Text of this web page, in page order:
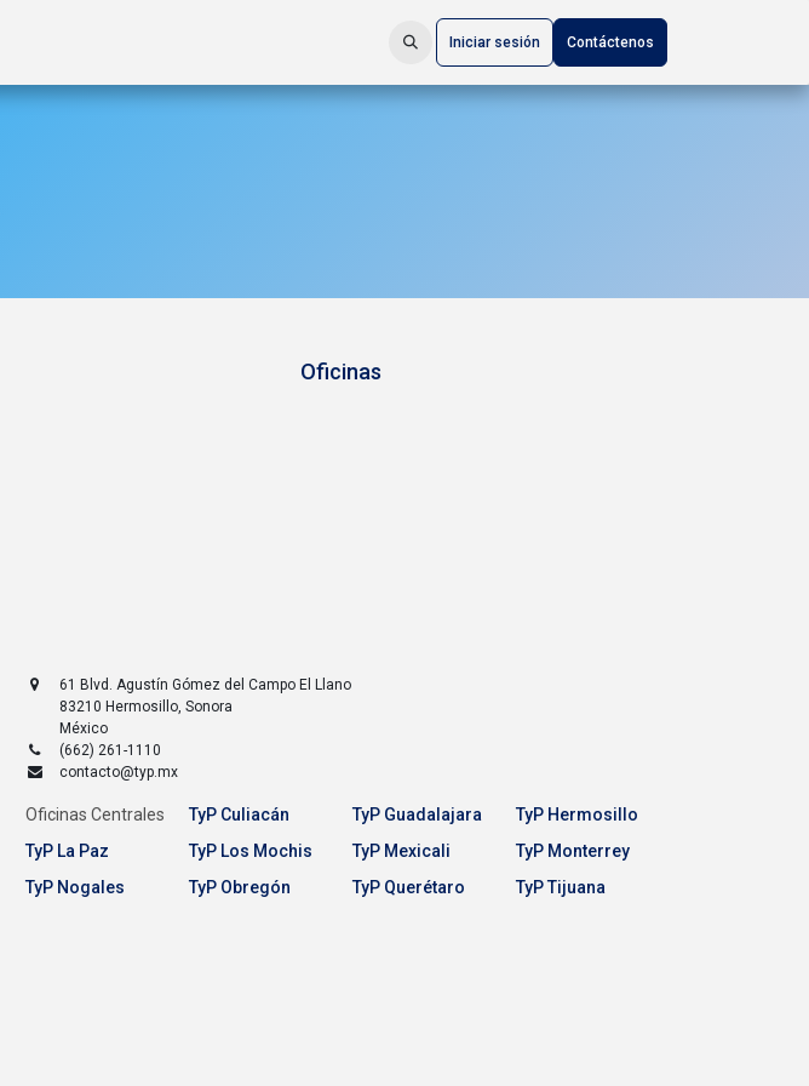
Iniciar sesión Contáctenos
Oficinas
61 Blvd. Agustín Gómez del Campo El Llano
83210 Hermosillo,Sonora
México
(662) 261-1110
contacto@typ.mx
Oficinas Centrales TyP Culiacán TyP Guadalajara
TyP Hermosillo
TyP La Paz
TyP Los Mochis TyP Mexicali
TyP Monterrey
TyP Nogales
TyP Obregón TyP Querétaro TyP Tijuana